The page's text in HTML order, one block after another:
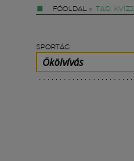
FŐOLDAL » TAG:
SPORTÁG
Ökölvívás